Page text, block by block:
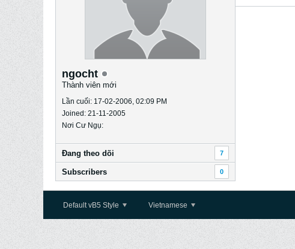
ngocht
Thành viên mới
Lần cuối: 17-02-2006, 02:09 PM
Joined: 21-11-2005
Nơi Cư Ngụ:
Ðang theo dõi 7
Subscribers 0
Default vB5 Style Vietnamese